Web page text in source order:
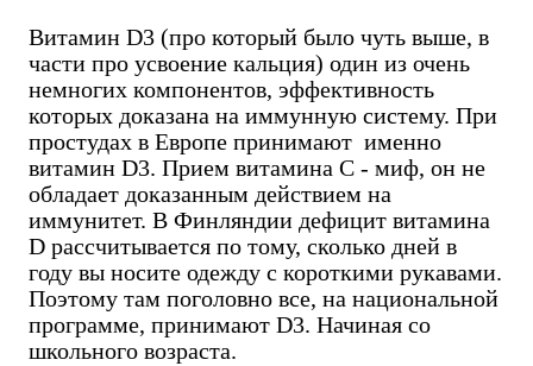
Витамин D3 (про который было чуть выше, в
части про усвоение кальция) один из очень
немногих компонентов, эффективность
которых доказана на иммунную систему. При
простудах в Европе принимают именно
витамин D3. Прием витамина С - миф, он не
обладает доказанным действием на
иммунитет. В Финляндии дефицит витамина
D рассчитывается по тому, сколько дней в
году вы носите одежду с короткими рукавами.
Поэтому там поголовно все, на национальной
программе, принимают D3. Начиная со
школьного возраста.